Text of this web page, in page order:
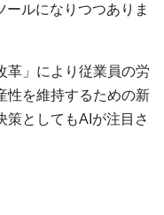
ルになりつつありま
革」により従業員の労
性を維持するための新
策としてもAIが注目さ